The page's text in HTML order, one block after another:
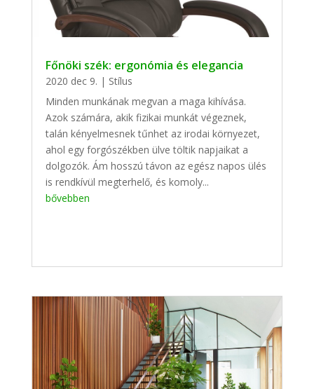
Főnöki szék: ergonómia és elegancia
2020 dec 9. | Stílus
Minden munkának megvan a maga kihívása.
Azok számára, akik fizikai munkát végeznek,
talán kényelmesnek tűnhet az irodai környezet,
ahol egy forgószékben ülve töltik napjaikat a
dolgozók. Ám hosszú távon az egész napos ülés
is rendkívül megterhelő, és komoly...
bővebben